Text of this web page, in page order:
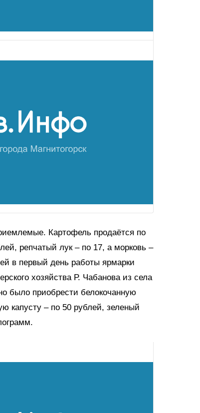
Картофель продаётся по
репчатый лук – по 17, а морковь –
в первый день работы ярмарки
хозяйства Р. Чабанова из села
было приобрести белокочанную
капусту – по 50 рублей, зеленый